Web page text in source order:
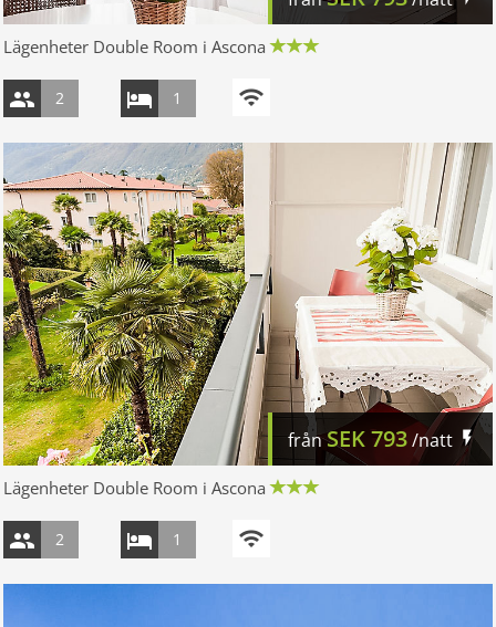
Lägenheter Double Room i Ascona
2 1
frånSEK793/natt
Lägenheter Double Room i Ascona
2 1